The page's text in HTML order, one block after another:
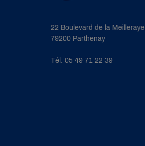
22 Boulevard de la Meilleraye,
79200 Parthenay
Tél. 05 49 71 22 39